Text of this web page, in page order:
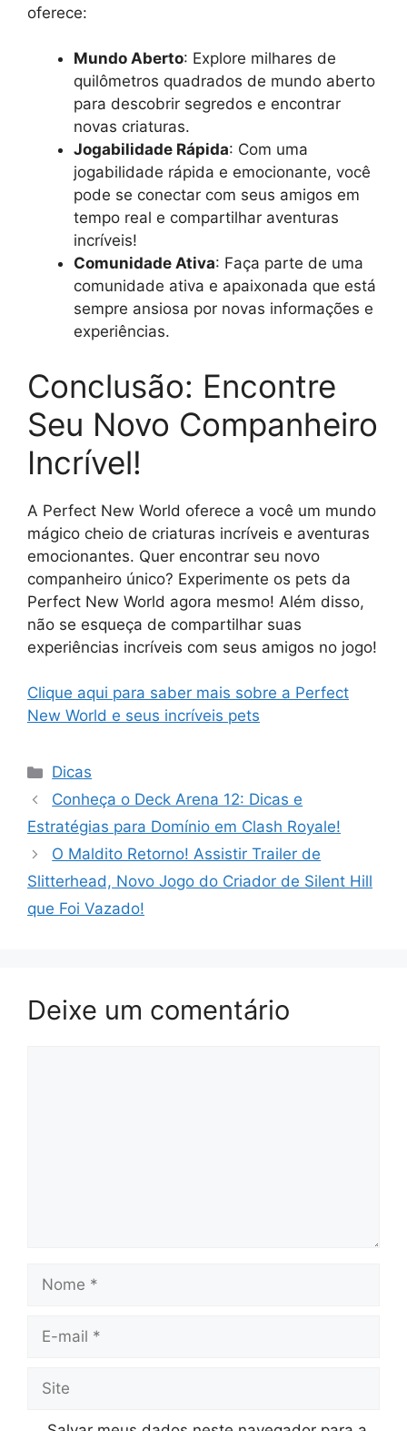
oferece:
Mundo Aberto: Explore milhares de
quilômetros quadrados de mundo aberto
para descobrir segredos e encontrar
novas criaturas.
Jogabilidade Rápida: Com uma
jogabilidade rápida e emocionante, você
pode se conectar com seus amigos em
tempo real e compartilhar aventuras
incríveis!
Comunidade Ativa: Faça parte de uma
comunidade ativa e apaixonada que está
sempre ansiosa por novas informações e
experiências.
Conclusão: Encontre
Seu Novo Companheiro
Incrível!
A Perfect New World oferece a você um mundo
mágico cheio de criaturas incríveis e aventuras
emocionantes. Quer encontrar seu novo
companheiro único? Experimente os pets da
Perfect New World agora mesmo! Além disso,
não se esqueça de compartilhar suas
experiências incríveis com seus amigos no jogo!
Clique aqui para saber mais sobre a Perfect
New World e seus incríveis pets
Categorias
Dicas
Conheça o Deck Arena 12: Dicas e
Estratégias para Domínio em Clash Royale!
O Maldito Retorno! Assistir Trailer de
Slitterhead, Novo Jogo do Criador de Silent Hill
que Foi Vazado!
Deixe um comentário
Nome
Site